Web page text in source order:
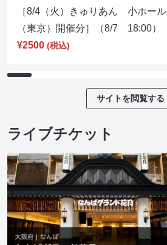
［8/4（火）きゅりあん 小ホール
（東京）開催分］（8/7 18:00）
¥2500 (税込)
サイトを閲覧する
ライブチケット